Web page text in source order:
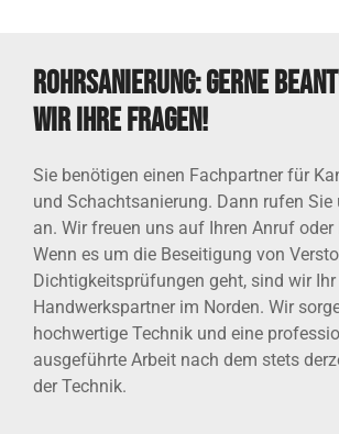
Rohrsanierung: Gerne
wir Ihre Fragen!
Sie benötigen einen Fachpartner für
und Schachtsanierung. Dann rufen Sie
an. Wir freuen uns auf Ihren Anruf oder
Wenn es um die Beseitigung von
Dichtigkeitsprüfungen geht, sind wir
Handwerkspartner im Norden. Wir
hochwertige Technik und eine
ausgeführte Arbeit nach dem stets
der Technik.